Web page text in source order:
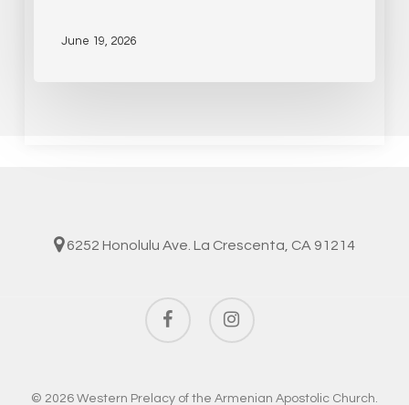
June 19, 2026
6252 Honolulu Ave. La Crescenta, CA 91214
facebook instagram
© 2026 Western Prelacy of the Armenian Apostolic Church.